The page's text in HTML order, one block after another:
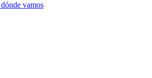
vamos